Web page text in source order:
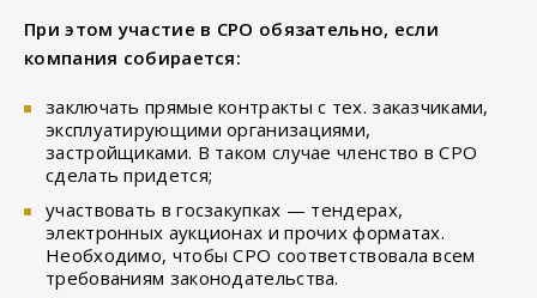
При этом участие в СРО обязательно, если
компания собирается:
заключать прямые контракты с тех. заказчиками,
эксплуатирующими организациями,
застройщиками. В таком случае членство в СРО
сделать придется;
участвовать в госзакупках — тендерах,
электронных аукционах и прочих форматах.
Необходимо, чтобы СРО соответствовала всем
требованиям законодательства.